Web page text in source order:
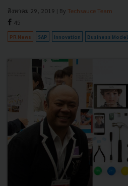
สิงหาคม 29, 2019 | By Techsauce Team
45
PR News SAP Innovation Business Model